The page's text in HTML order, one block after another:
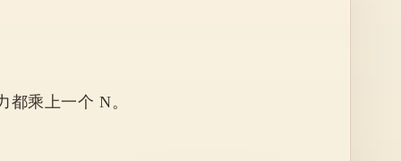
乘上一个 N。